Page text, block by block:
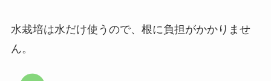
水栽培は水だけ使うので、根に負担がかかりませ
ん。